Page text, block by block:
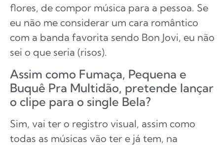
flores, de compor música para a pessoa. Se
eu não me considerar um cara romântico
com a banda favorita sendo Bon Jovi, eu não
sei o que seria (risos).
Assim como Fumaça, Pequena e
Buquê Pra Multidão, pretende lançar
o clipe para o single Bela?
Sim, vai ter o registro visual, assim como
todas as músicas vão ter e já tem, na